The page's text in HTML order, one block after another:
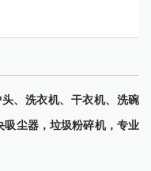
、洗衣机、干衣机、洗碗
尘器，垃圾粉碎机，专业